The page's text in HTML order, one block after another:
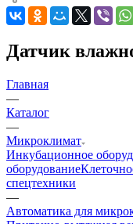
Датчик
Главная
—
Каталог
—
Микроклимат
Инкубационное
оборудование
спецтехники
—
Автоматика для